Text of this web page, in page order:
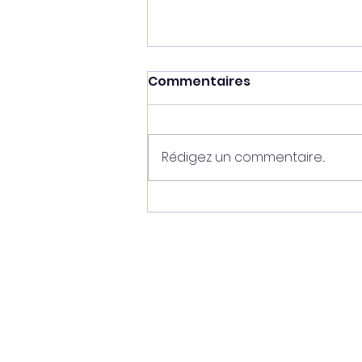
Ganesh - vendu
Commentaires
Rédigez un commentaire...